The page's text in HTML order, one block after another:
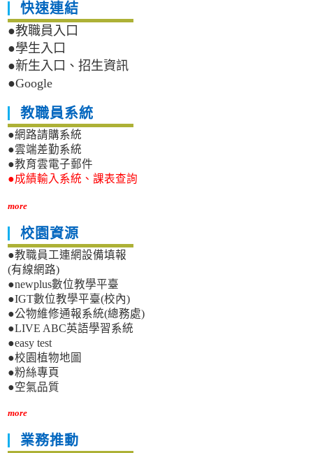
快速連結
●教職員入口
●學生入口
●新生入口、招生資訊
●Google
教職員系統
●網路請購系統
●雲端差勤系統
●教育雲電子郵件
●成績輸入系統、課表查詢
more
校園資源
●教職員工連網設備填報
(有線網路)
●newplus數位教學平臺
●IGT數位教學平臺(校內)
●公物維修通報系統(總務處)
●LIVE ABC英語學習系統
●easy test
●校園植物地圖
●粉絲專頁
●空氣品質
more
業務推動